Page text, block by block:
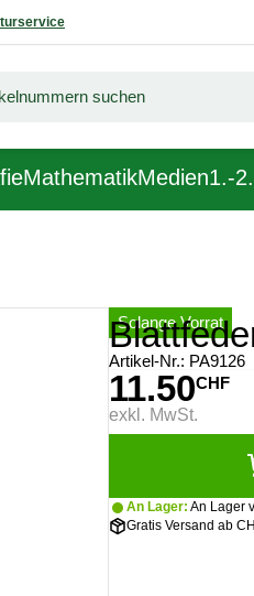
MathematikMedien1.-
Solange Vorrat
Artikel-Nr.: PA9126
11.50CHF
exkl. MwSt.
An Lager: An Lager
Gratis Versand ab